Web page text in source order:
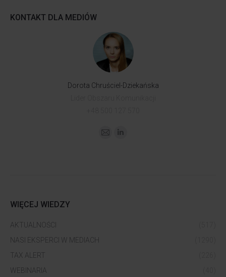
KONTAKT DLA MEDIÓW
Dorota Chruściel-Dziekańska
WIĘCEJ WIEDZY
AKTUALNOŚCI
NASI EKSPERCI W MEDIACH
TAX ALERT
WEBINARIA